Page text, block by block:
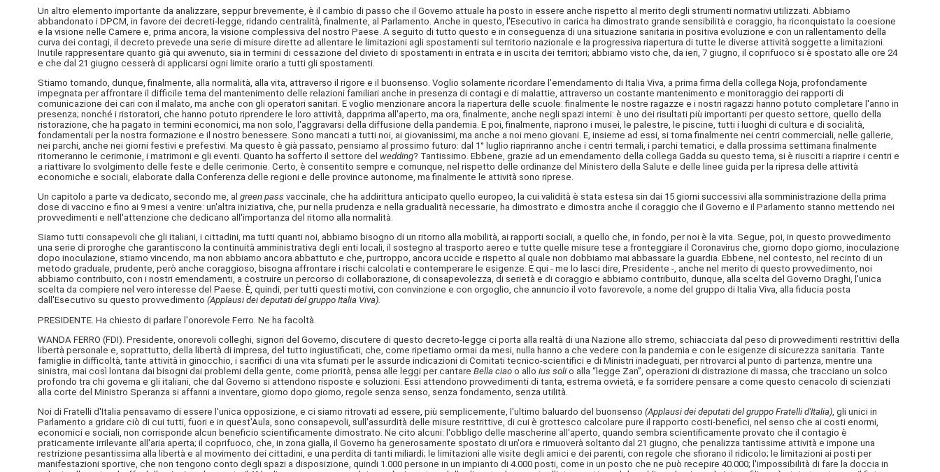
Un altro elemento importante da analizzare, seppur brevemente, è il cambio di passo che il Governo attuale ha posto in essere anche rispetto al merito degli strumenti normativi utilizzati. Abbiamo
abbandonato i DPCM, in favore dei decreti-legge, ridando centralità, finalmente, al Parlamento. Anche in questo, l'Esecutivo in carica ha dimostrato grande sensibilità e coraggio, ha riconquistato la coesione
e la visione nelle Camere e, prima ancora, la visione complessiva del nostro Paese. A seguito di tutto questo e in conseguenza di una situazione sanitaria in positiva evoluzione e con un rallentamento della
curva dei contagi, il decreto prevede una serie di misure dirette ad allentare le limitazioni agli spostamenti sul territorio nazionale e la progressiva riapertura di tutte le diverse attività soggette a limitazioni.
Inutile rappresentare quanto già qui avvenuto, sia in termini di cessazione del divieto di spostamenti in entrata e in uscita dei territori; abbiamo visto che, da ieri, 7 giugno, il coprifuoco si è spostato alle ore 24
e che dal 21 giugno cesserà di applicarsi ogni limite orario a tutti gli spostamenti.
Stiamo tornando, dunque, finalmente, alla normalità, alla vita, attraverso il rigore e il buonsenso. Voglio solamente ricordare l'emendamento di Italia Viva, a prima firma della collega Noja, profondamente
impegnata per affrontare il difficile tema del mantenimento delle relazioni familiari anche in presenza di contagi e di malattie, attraverso un costante mantenimento e monitoraggio dei rapporti di
comunicazione dei cari con il malato, ma anche con gli operatori sanitari. E voglio menzionare ancora la riapertura delle scuole: finalmente le nostre ragazze e i nostri ragazzi hanno potuto completare l'anno in
presenza; nonché i ristoratori, che hanno potuto riprendere le loro attività, dapprima all'aperto, ma ora, finalmente, anche negli spazi interni: è uno dei risultati più importanti per questo settore, quello della
ristorazione, che ha pagato in termini economici, ma non solo, l'aggravarsi della diffusione della pandemia. E poi, finalmente, riaprono i musei, le palestre, le piscine, tutti i luoghi di cultura e di socialità,
fondamentali per la nostra formazione e il nostro benessere. Sono mancati a tutti noi, ai giovanissimi, ma anche a noi meno giovani. E, insieme ad essi, si torna finalmente nei centri commerciali, nelle gallerie,
nei parchi, anche nei giorni festivi e prefestivi. Ma questo è già passato, pensiamo al prossimo futuro: dal 1° luglio riapriranno anche i centri termali, i parchi tematici, e dalla prossima settimana finalmente
ritorneranno le cerimonie, i matrimoni e gli eventi. Quanto ha sofferto il settore del wedding? Tantissimo. Ebbene, grazie ad un emendamento della collega Gadda su questo tema, si è riusciti a riaprire i centri e
a riattivare lo svolgimento delle feste e delle cerimonie. Certo, è consentito sempre e comunque, nel rispetto delle ordinanze del Ministero della Salute e delle linee guida per la ripresa delle attività
economiche e sociali, elaborate dalla Conferenza delle regioni e delle province autonome, ma finalmente le attività sono riprese.
Un capitolo a parte va dedicato, secondo me, al green pass vaccinale, che ha addirittura anticipato quello europeo, la cui validità è stata estesa sin dai 15 giorni successivi alla somministrazione della prima
dose di vaccino e fino ai 9 mesi a venire: un'altra iniziativa, che, pur nella prudenza e nella gradualità necessarie, ha dimostrato e dimostra anche il coraggio che il Governo e il Parlamento stanno mettendo nei
provvedimenti e nell'attenzione che dedicano all'importanza del ritorno alla normalità.
Siamo tutti consapevoli che gli italiani, i cittadini, ma tutti quanti noi, abbiamo bisogno di un ritorno alla mobilità, ai rapporti sociali, a quello che, in fondo, per noi è la vita. Segue, poi, in questo provvedimento
una serie di proroghe che garantiscono la continuità amministrativa degli enti locali, il sostegno al trasporto aereo e tutte quelle misure tese a fronteggiare il Coronavirus che, giorno dopo giorno, inoculazione
dopo inoculazione, stiamo vincendo, ma non abbiamo ancora abbattuto e che, purtroppo, ancora uccide e rispetto al quale non dobbiamo mai abbassare la guardia. Ebbene, nel contesto, nel recinto di un
metodo graduale, prudente, però anche coraggioso, bisogna affrontare i rischi calcolati e contemperare le esigenze. E qui - me lo lasci dire, Presidente -, anche nel merito di questo provvedimento, noi
abbiamo contribuito, con i nostri emendamenti, a costruire un percorso di collaborazione, di consapevolezza, di serietà e di coraggio e abbiamo contribuito, dunque, alla scelta del Governo Draghi, l'unica
scelta da compiere nel vero interesse del Paese. È, quindi, per tutti questi motivi, con convinzione e con orgoglio, che annuncio il voto favorevole, a nome del gruppo di Italia Viva, alla fiducia posta
dall'Esecutivo su questo provvedimento (Applausi dei deputati del gruppo Italia Viva).
PRESIDENTE. Ha chiesto di parlare l'onorevole Ferro. Ne ha facoltà.
WANDA FERRO (FDI). Presidente, onorevoli colleghi, signori del Governo, discutere di questo decreto-legge ci porta alla realtà di una Nazione allo stremo, schiacciata dal peso di provvedimenti restrittivi della
libertà personale e, soprattutto, della libertà di impresa, del tutto ingiustificati, che, come ripetiamo ormai da mesi, nulla hanno a che vedere con la pandemia e con le esigenze di sicurezza sanitaria. Tante
famiglie in difficoltà, tante attività in ginocchio, i sacrifici di una vita sfumati per le assurde indicazioni di Comitati tecnico-scientifici e di Ministri inadeguati, per ritrovarci al punto di partenza, mentre una
sinistra, mai così lontana dai bisogni dai problemi della gente, come priorità, pensa alle leggi per cantare Bella ciaoo allo ius solio alla “legge Zan”, operazioni di distrazione di massa, che tracciano un solco
profondo tra chi governa e gli italiani, che dal Governo si attendono risposte e soluzioni. Essi attendono provvedimenti di tanta, estrema ovvietà, e fa sorridere pensare a come questo cenacolo di scienziati
alla corte del Ministro Speranza si affanni a inventare, giorno dopo giorno, regole senza senso, senza fondamento, senza utilità.
Noi di Fratelli d'Italia pensavamo di essere l'unica opposizione, e ci siamo ritrovati ad essere, più semplicemente, l'ultimo baluardo del buonsenso (Applausi dei deputati del gruppo Fratelli d'Italia), gli unici in
Parlamento a gridare ciò di cui tutti, fuori e in quest'Aula, sono consapevoli, sull'assurdità delle misure restrittive, di cui è grottesco calcolare pure il rapporto costi-benefici, nel senso che ai costi enormi,
economici e sociali, non corrisponde alcun beneficio scientificamente dimostrato. Ne cito alcuni: l'obbligo delle mascherine all'aperto, quando sembra scientificamente provato che il contagio è
praticamente irrilevante all'aria aperta; il coprifuoco, che, in zona gialla, il Governo ha generosamente spostato di un'ora e rimuoverà soltanto dal 21 giugno, che penalizza tantissime attività e impone una
restrizione pesantissima alla libertà e al movimento dei cittadini, e una perdita di tanti miliardi; le limitazioni alle visite degli amici e dei parenti, con regole che sfiorano il ridicolo; le limitazioni ai posti per
manifestazioni sportive, che non tengono conto degli spazi a disposizione, quindi 1.000 persone in un impianto di 4.000 posti, come in un posto che ne può recepire 40.000; l'impossibilità di fare la doccia in